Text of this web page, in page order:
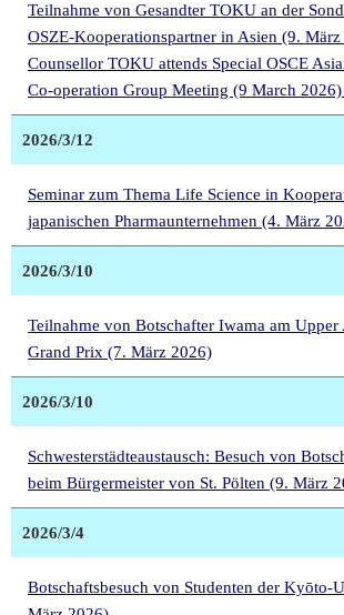
Teilnahme von Gesandter TOKU an der
OSZE-Kooperationspartner in Asien (9.
Counsellor TOKU attends Special OSCE
Co-operation Group Meeting (9 March 2026)
2026/3/12
Seminar zum Thema Life Science in
japanischen Pharmaunternehmen (4. März
2026/3/10
Teilnahme von Botschafter Iwama am Upper
Grand Prix (7. März 2026)
2026/3/10
Schwesterstädteaustausch: Besuch von
beim Bürgermeister von St. Pölten (9. März
2026/3/4
Botschaftsbesuch von Studenten der Kyōto-